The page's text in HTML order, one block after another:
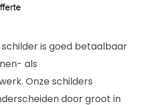
is goed betaalbaar
als
Onze schilders
door groot in